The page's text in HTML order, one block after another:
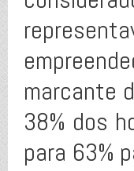
marcante
38% dos
para 63%